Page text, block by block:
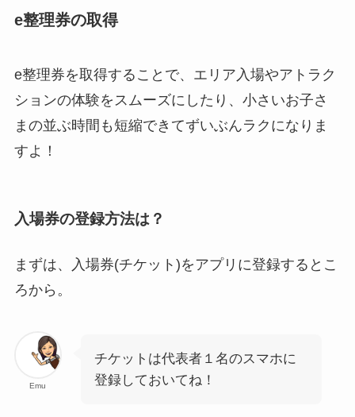
e整理券の取得
e整理券を取得することで、エリア入場やアトラク
ションの体験をスムーズにしたり、小さいお子さ
まの並ぶ時間も短縮できてずいぶんラクになりま
すよ！
入場券の登録方法は？
まずは、入場券(チケット)をアプリに登録するとこ
ろから。
Emu
チケットは代表者１名のスマホに
登録しておいてね！